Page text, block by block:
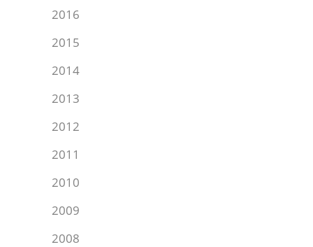
2016
2015
2014
2013
2012
2011
2010
2009
2008